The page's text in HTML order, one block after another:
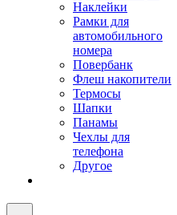
Наклейки
Рамки для
автомобильного
номера
Повербанк
Флеш накопители
Термосы
Шапки
Панамы
Чехлы для
телефона
Другое